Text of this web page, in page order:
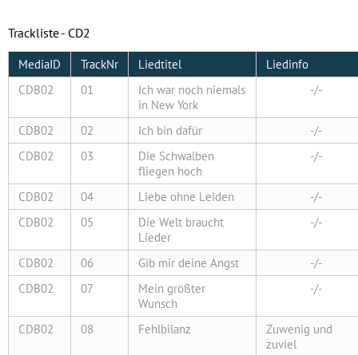
Trackliste - CD2
CDB02 01
Ich war noch niemals
in New York
-/-
CDB02 02 Ich bin dafür
-/-
CDB02
03
Die Schwalben
fliegen hoch
-/-
CDB02 04 Liebe ohne Leiden
-/-
CDB02
05
Die Welt braucht
Lieder
-/-
CDB02 06 Gib mir deine Angst
-/-
CDB02
07
Mein größter
Wunsch
-/-
CDB02 08 Fehlbilanz
Zuwenig und
zuviel
MediaID TrackNr Liedtitel Liedinfo